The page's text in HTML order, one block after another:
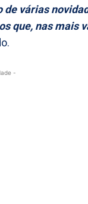
várias
que, nas mais
-